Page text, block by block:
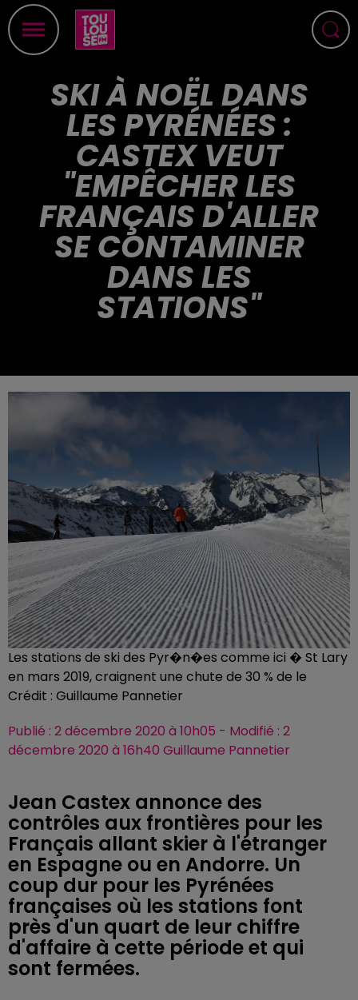
SKI À NOËL DANS
LES PYRÉNÉES :
CASTEX VEUT
"EMPÊCHER LES
FRANÇAIS D'ALLER
SE CONTAMINER
DANS LES
STATIONS"
Les stations de ski des Pyr�n�es comme ici � St Lary
en mars 2019, craignent une chute de 30 % de le
Crédit : Guillaume Pannetier
Publié : 2 décembre 2020 à 10h05 - Modifié : 2
décembre 2020 à 16h40 Guillaume Pannetier
Jean Castex annonce des
contrôles aux frontières pour les
Français allant skier à l'étranger
en Espagne ou en Andorre. Un
coup dur pour les Pyrénées
françaises où les stations font
près d'un quart de leur chiffre
d'affaire à cette période et qui
sont fermées.